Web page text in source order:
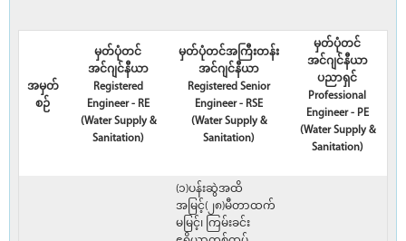
အမှတ်
စဉ်
မှတ်ပုံတင်
အင်ဂျင်နီယာ
Registered
Engineer - RE
(Water Supply &
Sanitation)
မှတ်ပုံတင်အကြီးတန်း
အင်ဂျင်နီယာ
Registered Senior
Engineer - RSE
(Water Supply &
Sanitation)
မှတ်ပုံတင်
အင်ဂျင်နီယာ
ပညာရှင်
Professional
Engineer - PE
(Water Supply &
Sanitation)
(၁)ပန်းဆွဲအထိ
အမြင့်(၂၈)မီတာထက်
မမြင့်၊ ကြမ်းခင်း